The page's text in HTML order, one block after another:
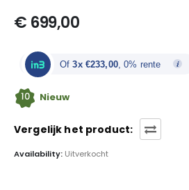
€ 699,00
Of3x €233,00, 0% rente
10 Nieuw
Vergelijk het product:
Availability: Uitverkocht